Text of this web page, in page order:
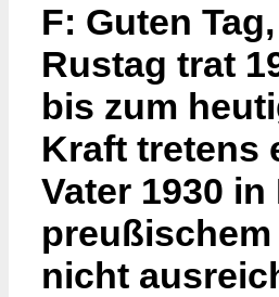
F: Guten
Rustag trat
bis zum
Kraft tretens
Vater 1930
nicht